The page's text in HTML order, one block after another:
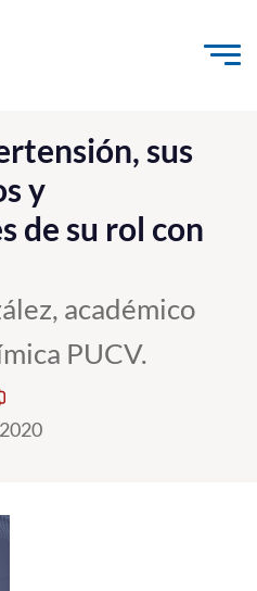
contenido
sus
y
de su rol con
académico
PUCV.